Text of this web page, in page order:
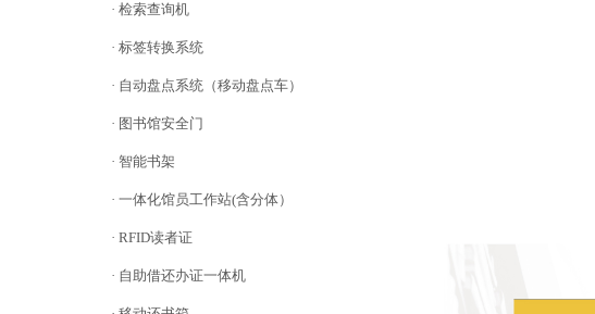
· 检索查询机
· 标签转换系统
· 自动盘点系统（移动盘点车）
· 图书馆安全门
· 智能书架
· 一体化馆员工作站(含分体）
· RFID读者证
· 自助借还办证一体机